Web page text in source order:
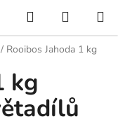
Hledat
KOŠÍK
/ Rooibos Jahoda 1 kg
kg